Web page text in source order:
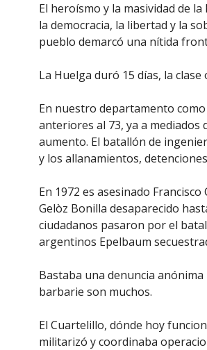
El heroísmo y la masividad de
la democracia, la libertad y la
pueblo demarcó una nítida
La Huelga duró 15 días, la
En nuestro departamento
anteriores al 73, ya a mediados
aumento. El batallón de
y los allanamientos,
En 1972 es asesinado
Gelòz Bonilla desaparecido
ciudadanos pasaron por el
argentinos Epelbaum
Bastaba una denuncia
barbarie son muchos.
El Cuartelillo, dónde hoy
militarizó y coordinaba